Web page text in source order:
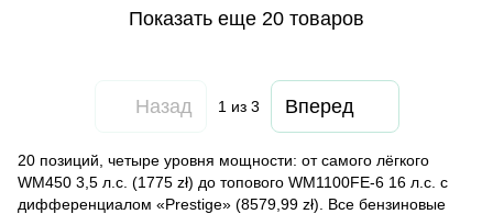
Показать еще 20 товаров
Назад 1 из 3 Вперед
20 позиций, четыре уровня мощности: от самого лёгкого
WM450 3,5 л.с. (1775 zł) до топового WM1100FE-6 16 л.с. с
дифференциалом «Prestige» (8579,99 zł). Все бензиновые